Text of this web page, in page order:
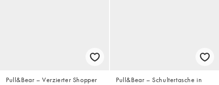
Pull&Bear – Verzierter Shopper
Pull&Bear – Schultertasche in